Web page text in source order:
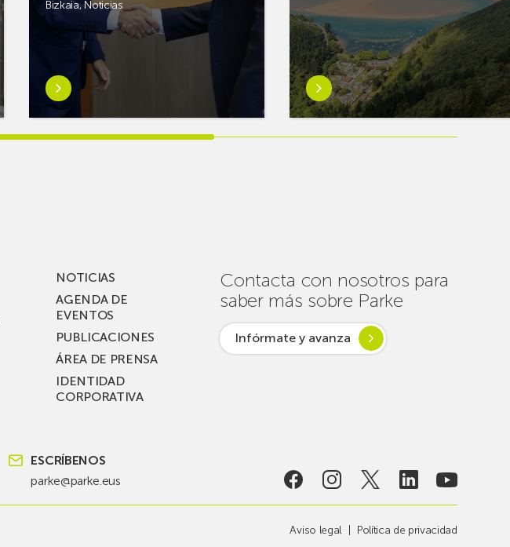
Bizkaia,Noticias
Saber
más
sobreMikel
Jauregi
de su
inversión total de
36
millones, busca impulsar desde
las
redes
Saber
más
sobreEuskaltel
realiza
garantizar
la
conectividad
en
NOTICIAS
AGENDA DE
EVENTOS
PUBLICACIONES
ÁREA DE PRENSA
IDENTIDAD
CORPORATIVA
Contacta con nosotros para
saber más sobre Parke
Infórmate y avanza
ESCRÍBENOS
parke@parke.eus
Aviso legal Política de privacidad